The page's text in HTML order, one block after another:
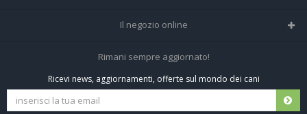
Home
Tutti i cani iscritti
Il negozio online
Negozio per cani
Spedizioni e resi
Rimani sempre aggiornato!
Ricevi news, aggiornamenti, offerte sul mondo dei cani